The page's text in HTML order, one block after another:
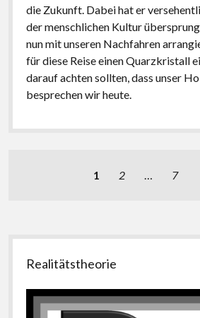
die Zukunft. Dabei hat er
der menschlichen Kultur
nun mit unseren Nachfahren
für diese Reise einen Quarzkristall
darauf achten sollten, dass unser
besprechen wir heute.
Seitennummerierung
1 2 7
Seitenleiste
Realitätstheorie